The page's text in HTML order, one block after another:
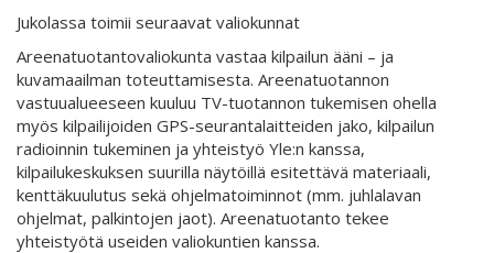
Jukolassa toimii seuraavat valiokunnat
Areenatuotantovaliokunta vastaa kilpailun ääni – ja
kuvamaailman toteuttamisesta. Areenatuotannon
vastuualueeseen kuuluu TV-tuotannon tukemisen ohella
myös kilpailijoiden GPS-seurantalaitteiden jako, kilpailun
radioinnin tukeminen ja yhteistyö Yle:n kanssa,
kilpailukeskuksen suurilla näytöillä esitettävä materiaali,
kenttäkuulutus sekä ohjelmatoiminnot (mm. juhlalavan
ohjelmat, palkintojen jaot). Areenatuotanto tekee
yhteistyötä useiden valiokuntien kanssa.